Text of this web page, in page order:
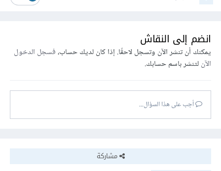
انضم إلى النقاش
يمكنك أن تنشر الآن وتسجل لاحقًا. إذا كان لديك حساب،فسجل الدخول
الآنلتنشر باسم حسابك.
أجب على هذا السؤال...
مشاركة